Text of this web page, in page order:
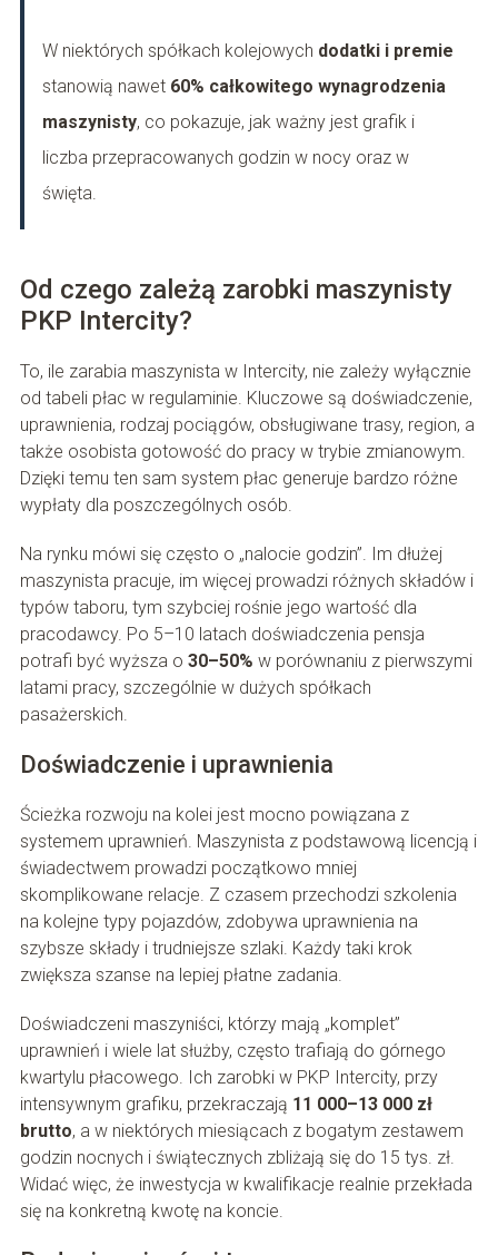
W niektórych spółkach kolejowych dodatki i premie
stanowią nawet 60% całkowitego wynagrodzenia
maszynisty, co pokazuje, jak ważny jest grafik i
liczba przepracowanych godzin w nocy oraz w
święta.
Od czego zależą zarobki maszynisty
PKP Intercity?
To, ile zarabia maszynista w Intercity, nie zależy wyłącznie
od tabeli płac w regulaminie. Kluczowe są doświadczenie,
uprawnienia, rodzaj pociągów, obsługiwane trasy, region, a
także osobista gotowość do pracy w trybie zmianowym.
Dzięki temu ten sam system płac generuje bardzo różne
wypłaty dla poszczególnych osób.
Na rynku mówi się często o „nalocie godzin”. Im dłużej
maszynista pracuje, im więcej prowadzi różnych składów i
typów taboru, tym szybciej rośnie jego wartość dla
pracodawcy. Po 5–10 latach doświadczenia pensja
potrafi być wyższa o 30–50% w porównaniu z pierwszymi
latami pracy, szczególnie w dużych spółkach
pasażerskich.
Doświadczenie i uprawnienia
Ścieżka rozwoju na kolei jest mocno powiązana z
systemem uprawnień. Maszynista z podstawową licencją i
świadectwem prowadzi początkowo mniej
skomplikowane relacje. Z czasem przechodzi szkolenia
na kolejne typy pojazdów, zdobywa uprawnienia na
szybsze składy i trudniejsze szlaki. Każdy taki krok
zwiększa szanse na lepiej płatne zadania.
Doświadczeni maszyniści, którzy mają „komplet”
uprawnień i wiele lat służby, często trafiają do górnego
kwartylu płacowego. Ich zarobki w PKP Intercity, przy
intensywnym grafiku, przekraczają 11 000–13 000 zł
brutto, a w niektórych miesiącach z bogatym zestawem
godzin nocnych i świątecznych zbliżają się do 15 tys. zł.
Widać więc, że inwestycja w kwalifikacje realnie przekłada
się na konkretną kwotę na koncie.